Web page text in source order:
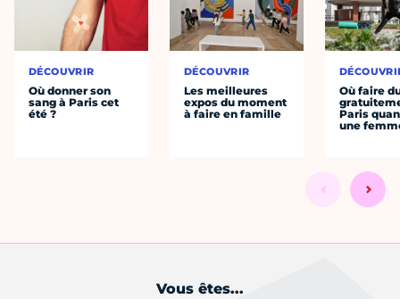
DÉCOUVRIR
Où donner son
sang à Paris cet
été ?
DÉCOUVRIR
Les meilleures
expos du moment
à faire en famille
Où faire
Paris
une
Vous êtes...